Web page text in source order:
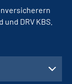
DRV KBS.